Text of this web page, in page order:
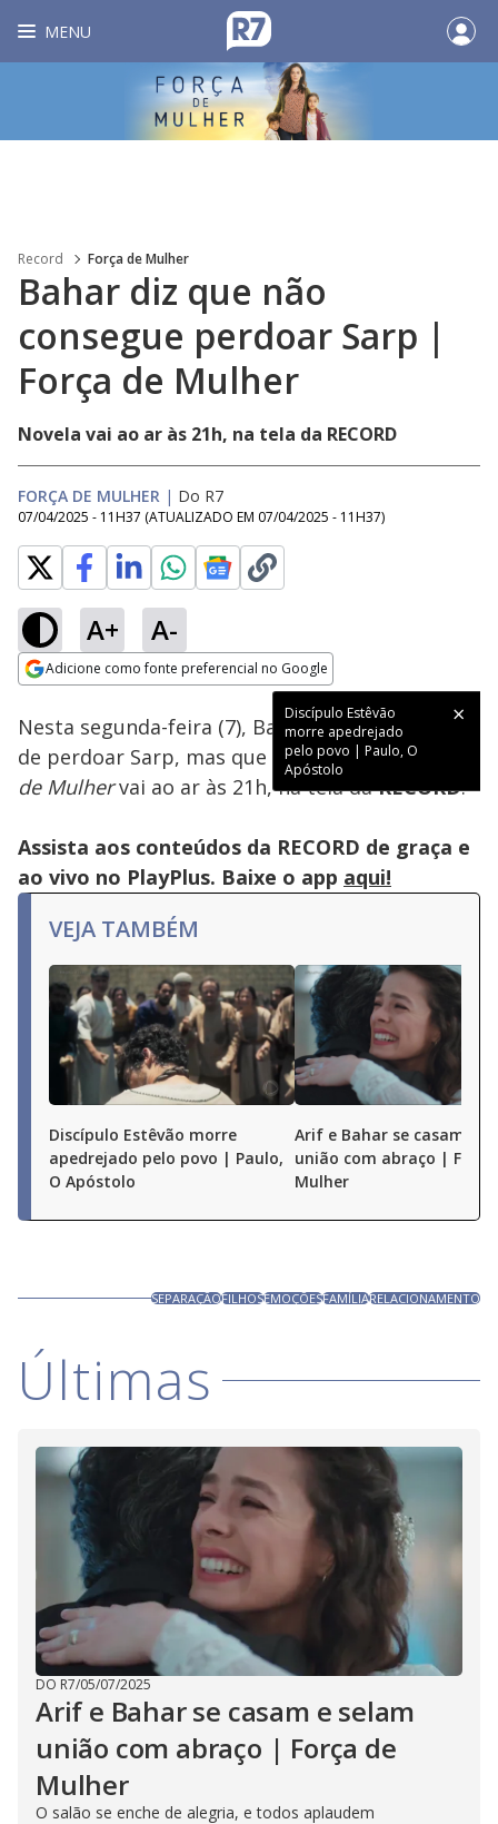
MENU
Record Força de Mulher
Bahar diz que não
consegue perdoar Sarp |
Força de Mulher
Novela vai ao ar às 21h, na tela da RECORD
FORÇA DE MULHER | Do R7
07/04/2025 - 11H37 (ATUALIZADO EM 07/04/2025 - 11H37)
A+ A-
Adicione como fonte preferencial no Google
Discípulo Estêvão
morre apedrejado
pelo povo | Paulo, O
Apóstolo
Ativar
100.00%
Nesta segunda-feira (7), Bahar diz que gostaria
de perdoar Sarp, mas que não consegue.Força
de Mulhervai ao ar às 21h, na tela daRECORD.
Assista aos conteúdos da RECORD de graça e
ao vivo no PlayPlus. Baixe o app aqui!
VEJA TAMBÉM
Discípulo Estêvão morre
apedrejado pelo povo | Paulo,
O Apóstolo
Arif e Bahar se casam e
união com abraço |
Mulher
SEPARAÇÃOFILHOSEMOÇÕESFAMÍLIARELACIONAMENTO
Últimas
DO R7/05/07/2025
Arif e Bahar se casam e selam
união com abraço | Força de
Mulher
O salão se enche de alegria, e todos aplaudem